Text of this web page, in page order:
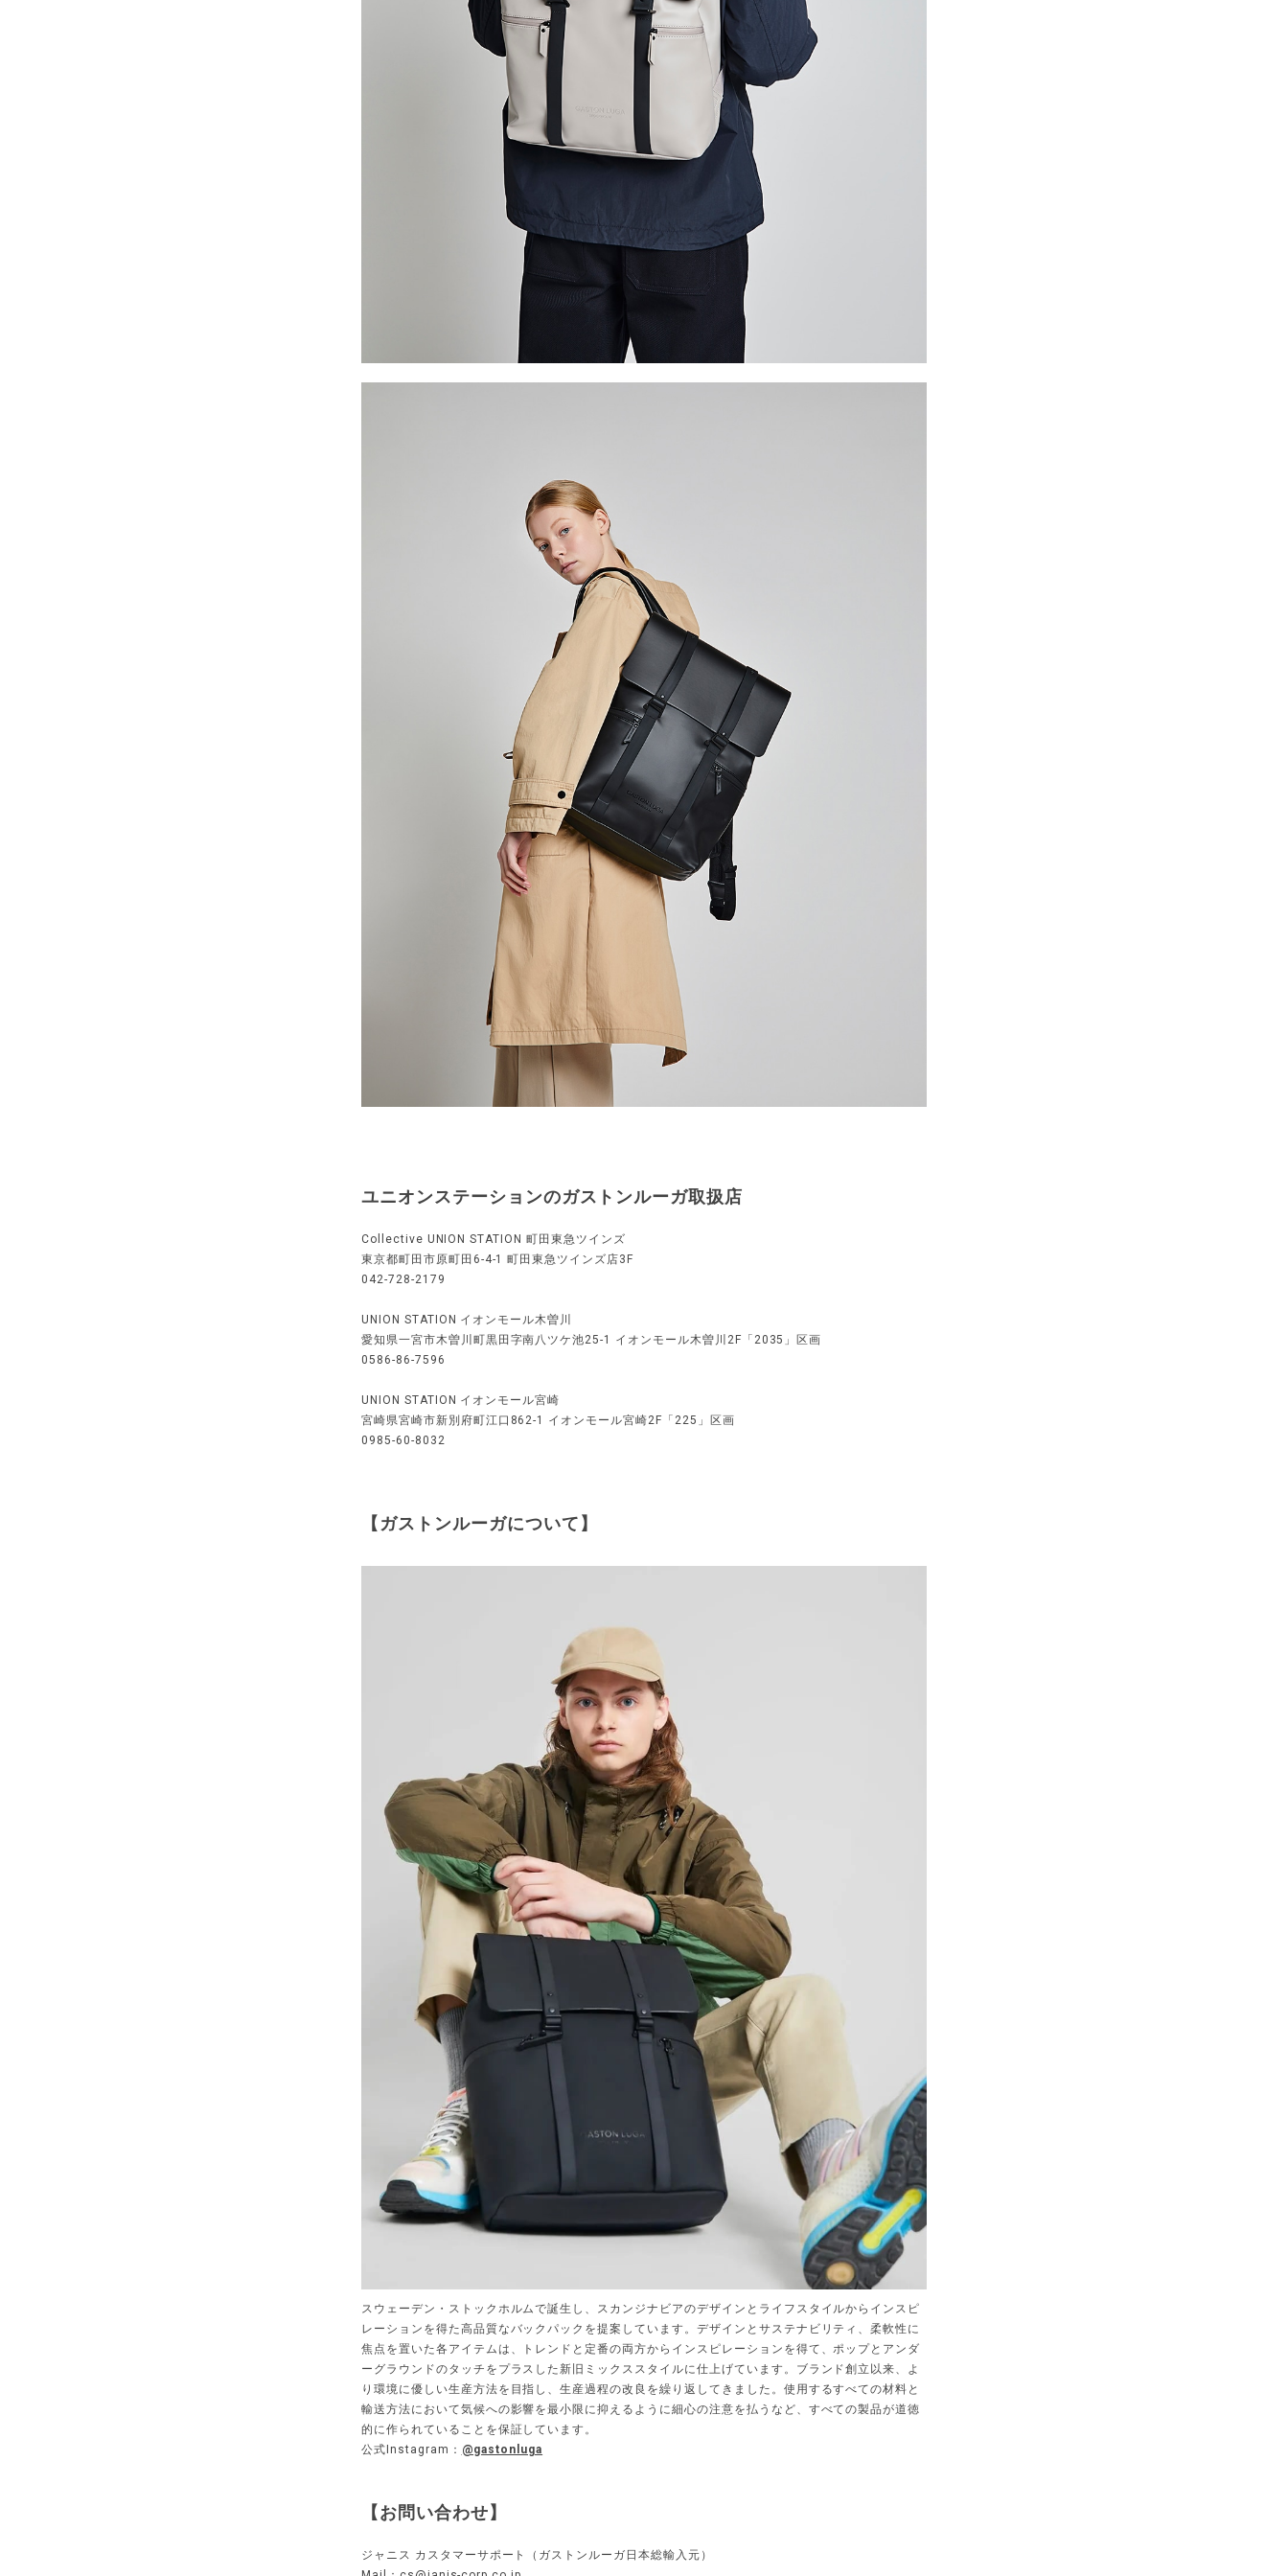
ユニオンステーションのガストンルーガ取扱店
Collective UNION STATION 町田東急ツインズ
東京都町田市原町田6-4-1 町田東急ツインズ店3F
042-728-2179
UNION STATION イオンモール木曽川
愛知県一宮市木曽川町黒田字南八ツケ池25-1 イオンモール木曽川2F「2035」区画
0586-86-7596
UNION STATION イオンモール宮崎
宮崎県宮崎市新別府町江口862-1 イオンモール宮崎2F「225」区画
0985-60-8032
【ガストンルーガについて】
スウェーデン・ストックホルムで誕生し、スカンジナビアのデザインとライフスタイルからインスピ
レーションを得た高品質なバックパックを提案しています。デザインとサステナビリティ、柔軟性に
焦点を置いた各アイテムは、トレンドと定番の両方からインスピレーションを得て、ポップとアンダ
ーグラウンドのタッチをプラスした新旧ミックススタイルに仕上げています。ブランド創立以来、よ
り環境に優しい生産方法を目指し、生産過程の改良を繰り返してきました。使用するすべての材料と
輸送方法において気候への影響を最小限に抑えるように細心の注意を払うなど、すべての製品が道徳
的に作られていることを保証しています。
公式Instagram： @gastonluga
【お問い合わせ】
ジャニス カスタマーサポート（ガストンルーガ日本総輸入元）